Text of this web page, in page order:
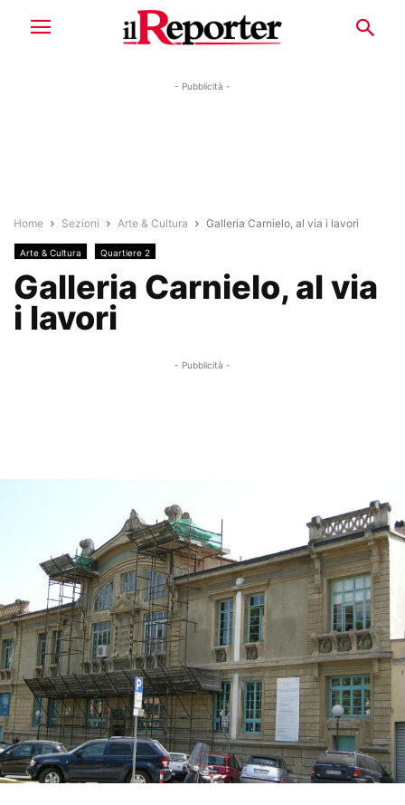
- Pubblicità -
Home Sezioni Arte & Cultura Galleria Carnielo, al via i lavori
Arte & Cultura Quartiere 2
Galleria Carnielo, al via
i lavori
- Pubblicità -